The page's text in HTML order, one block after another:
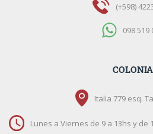
(+598)
098 519
COLONIA
Italia 779 esq.
Lunes a Viernes de 9 a 13hs y de